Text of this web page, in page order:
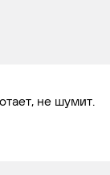
2003 -не шумит.